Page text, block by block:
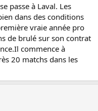
passe à Laval. Les
dans des conditions
vraie année pro
de brulé sur son contrat
commence à
20 matchs dans les